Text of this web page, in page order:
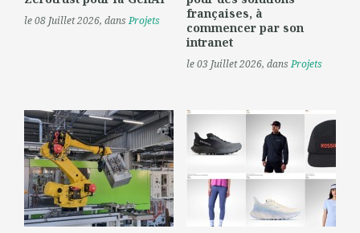
le 08 Juillet 2026, dansProjets
françaises, à
commencer par son
intranet
le 03 Juillet 2026, dansProjets